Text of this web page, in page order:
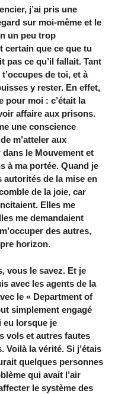
j’ai pris une
sur moi-même et le
un peu trop
certain que ce que tu
pas ce qu’il fallait. Tant
de toi, et à
y rester. En effet,
pour moi : c’était la
affaire aux prisons.
une conscience
m’atteler aux
dans le Mouvement et
à ma portée. Quand je
autorités de la mise en
de la joie, car
Elles me
me demandaient
des autres,
horizon.
vous le savez. Et je
avec les agents de la
le « Department of
simplement engagé
eu lorsque je
vols et autres fautes
Voilà la vérité. Si j’étais
quelques personnes
qui avait l’air
le système des